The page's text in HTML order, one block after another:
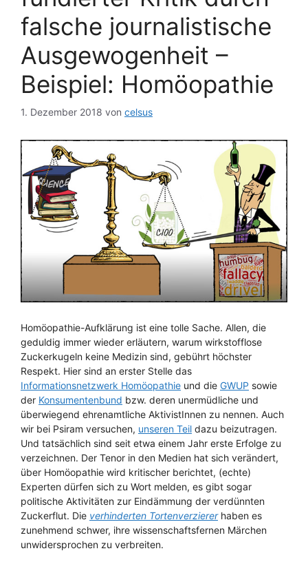
falsche journalistische
Ausgewogenheit –
Beispiel: Homöopathie
1. Dezember 2018 von celsus
Homöopathie-Aufklärung ist eine tolle Sache. Allen, die
geduldig immer wieder erläutern, warum wirkstofflose
Zuckerkugeln keine Medizin sind, gebührt höchster
Respekt. Hier sind an erster Stelle das
Informationsnetzwerk Homöopathie und die GWUP sowie
der Konsumentenbund bzw. deren unermüdliche und
überwiegend ehrenamtliche AktivistInnen zu nennen. Auch
wir bei Psiram versuchen, unseren Teil dazu beizutragen.
Und tatsächlich sind seit etwa einem Jahr erste Erfolge zu
verzeichnen. Der Tenor in den Medien hat sich verändert,
über Homöopathie wird kritischer berichtet, (echte)
Experten dürfen sich zu Wort melden, es gibt sogar
politische Aktivitäten zur Eindämmung der verdünnten
Zuckerflut. Die verhinderten Tortenverziererhaben es
zunehmend schwer, ihre wissenschaftsfernen Märchen
unwidersprochen zu verbreiten.